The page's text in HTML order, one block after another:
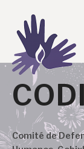
content
Comité de